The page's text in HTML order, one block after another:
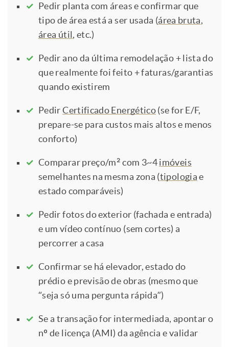
Pedir planta com áreas e confirmar que
tipo de área está a ser usada (área bruta,
área útil, etc.)
Pedir ano da última remodelação + lista do
que realmente foi feito + faturas/garantias
quando existirem
PedirCertificado Energético (se for E/F,
prepare-se para custos mais altos e menos
conforto)
Comparar preço/m² com 3~4 imóveis
semelhantes na mesma zona (tipologia e
estado comparáveis)
Pedir fotos do exterior (fachada e entrada)
e um vídeo contínuo (sem cortes) a
percorrer a casa
Confirmar se há elevador, estado do
prédio e previsão de obras (mesmo que
“seja só uma pergunta rápida”)
Se a transação for intermediada, apontar o
nº de licença (AMI) da agência e validar